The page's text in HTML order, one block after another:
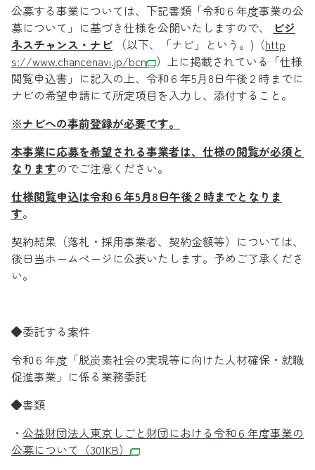
公募する事業については、下記書類「令和６年度事業の公
募について」に基づき仕様を公開いたしますので、
ビジ
ネスチャンス・ナビ （以下、「ナビ」という。)（http
s://www.chancenavi.jp/bcn
）上に掲載されている「仕様
閲覧申込書」に記入の上、令和６年5月8日午後２時までに
ナビの希望申請にて所定項目を入力し、添付すること。
※ナビへの事前登録が必要です。
本事業に応募を希望される事業者は、仕様の閲覧が必須と
なりますのでご注意ください。
仕様閲覧申込は令和６年5月8日午後２時までとなりま
す。
契約結果（落札・採用事業者、契約金額等）については、
後日当ホームページに公表いたします。予めご了承くださ
い。
◆委託する案件
令和６年度「脱炭素社会の実現等に向けた人材確保・就職
促進事業」に係る業務委託
◆書類
・ 公益財団法人東京しごと財団における令和６年度事業の
公募について （301KB）